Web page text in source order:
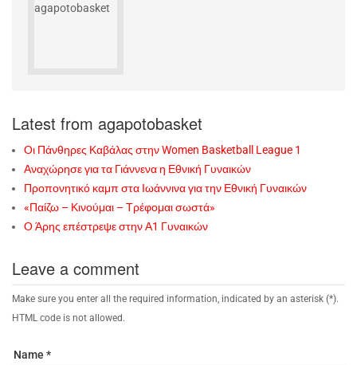
Latest from agapotobasket
Οι Πάνθηρες Καβάλας στην Women Basketball League 1
Αναχώρησε για τα Γιάννενα η Εθνική Γυναικών
Προπονητικό καμπ στα Ιωάννινα για την Εθνική Γυναικών
«Παίζω – Κινούμαι – Τρέφομαι σωστά»
Ο Άρης επέστρεψε στην Α1 Γυναικών
Leave a comment
Make sure you enter all the required information, indicated by an asterisk (*).
HTML code is not allowed.
Name *